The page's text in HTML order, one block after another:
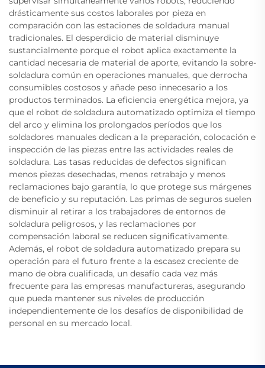
drásticamente sus costos laborales por pieza en
comparación con las estaciones de soldadura manual
tradicionales. El desperdicio de material disminuye
sustancialmente porque el robot aplica exactamente la
cantidad necesaria de material de aporte, evitando la sobre-
soldadura común en operaciones manuales, que derrocha
consumibles costosos y añade peso innecesario a los
productos terminados. La eficiencia energética mejora, ya
que el robot de soldadura automatizado optimiza el tiempo
del arco y elimina los prolongados períodos que los
soldadores manuales dedican a la preparación, colocación e
inspección de las piezas entre las actividades reales de
soldadura. Las tasas reducidas de defectos significan
menos piezas desechadas, menos retrabajo y menos
reclamaciones bajo garantía, lo que protege sus márgenes
de beneficio y su reputación. Las primas de seguros suelen
disminuir al retirar a los trabajadores de entornos de
soldadura peligrosos, y las reclamaciones por
compensación laboral se reducen significativamente.
Además, el robot de soldadura automatizado prepara su
operación para el futuro frente a la escasez creciente de
mano de obra cualificada, un desafío cada vez más
frecuente para las empresas manufactureras, asegurando
que pueda mantener sus niveles de producción
independientemente de los desafíos de disponibilidad de
personal en su mercado local.